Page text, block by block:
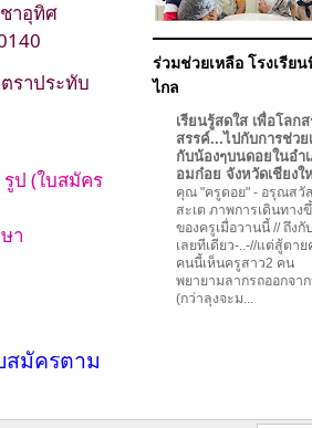
าอุทิศ
ราประทับ
ป (ใบสมัคร
า
มัครตาม
ร่วมช่วยเหลือ โรงเรียน
ไกล
เรียนรู้สดใส เพื่อโลกส
สรรค์...ไปกับการช่วย
กับน้องๆบนดอยในอำ
อมก๋อย จังหวัดเชียงใ
คุณ "ครูดอย" - อรุณสวั
สะเต ภาพการเดินทาง
ของครูเมื่อวานนี้ // ถึงกั
เลยทีเดียว-..-//แต่สู้ตาย
คนนี้เห็นครูสาว2 คน
พยายามลากรถออกจา
(กว่าลุงจะม...